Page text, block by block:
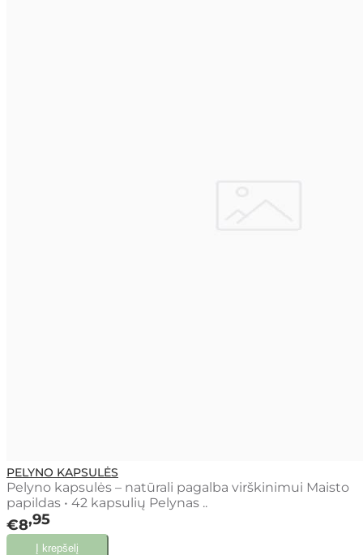
PELYNO KAPSULĖS
Pelyno kapsulės – natūrali pagalba virškinimui Maisto
papildas • 42 kapsulių Pelynas ..
€8 95